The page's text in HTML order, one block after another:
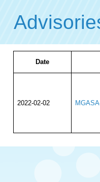
Date
2022-02-02